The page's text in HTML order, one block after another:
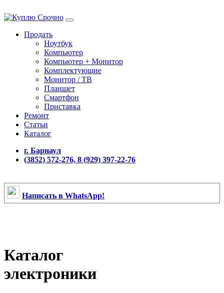
Продать
Ноутбук
Компьютер
Компьютер + Монитор
Комплектующие
Монитор / ТВ
Планшет
Смартфон
Приставка
Ремонт
Статьи
Каталог
г. Барнаул
(3852) 572-276, 8 (929) 397-22-76
Написать в WhatsApp!
Каталог
электроники